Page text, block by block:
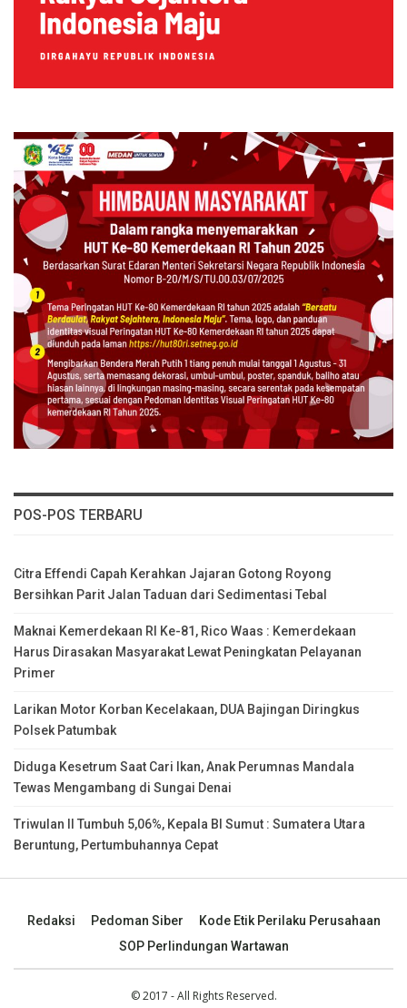
POS-POS TERBARU
Citra Effendi Capah Kerahkan Jajaran Gotong Royong
Bersihkan Parit Jalan Taduan dari Sedimentasi Tebal
Maknai Kemerdekaan RI Ke-81, Rico Waas : Kemerdekaan
Harus Dirasakan Masyarakat Lewat Peningkatan Pelayanan
Primer
Larikan Motor Korban Kecelakaan, DUA Bajingan Diringkus
Polsek Patumbak
Diduga Kesetrum Saat Cari Ikan, Anak Perumnas Mandala
Tewas Mengambang di Sungai Denai
Triwulan II Tumbuh 5,06%, Kepala BI Sumut : Sumatera Utara
Beruntung, Pertumbuhannya Cepat
Redaksi Pedoman Siber
Kode Etik Perilaku Perusahaan
SOP Perlindungan Wartawan
© 2017 - All Rights Reserved.